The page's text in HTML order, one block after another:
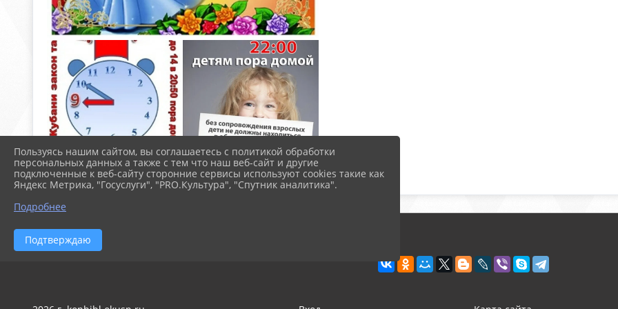
Пользуясь нашим сайтом, вы соглашаетесь с политикой обработки
персональных данных а также с тем что наш веб-сайт и другие
подключенные к веб-сайту сторонние сервисы используют cookies такие как
Яндекс Метрика, "Госуслуги", "PRO.Культура", "Спутник аналитика".
Подробнее
Подтверждаю